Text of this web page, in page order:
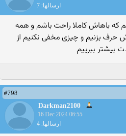
ارسالها: 7
که باهاش کاملا راحت باشم و همه
حرف بزنیم و چیزی مخفی نکنیم از
ببرییم
#798
Darkman2100
16 Dec 2024 06:55
ارسالها: 4